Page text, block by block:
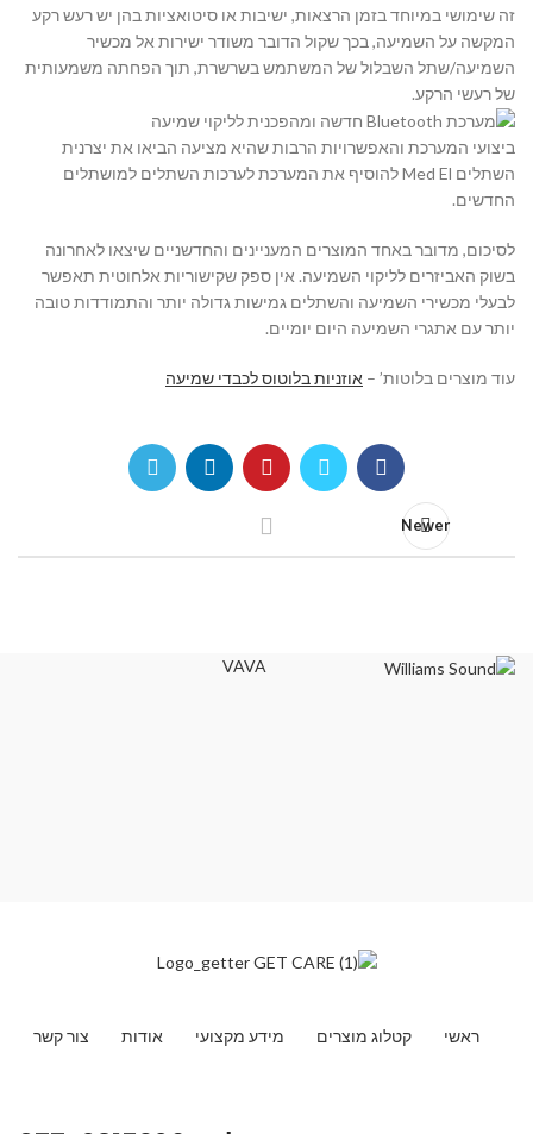
זה שימושי במיוחד בזמן הרצאות, ישיבות או סיטואציות בהן יש רעש רקע
המקשה על השמיעה, בכך שקול הדובר משודר ישירות אל מכשיר
השמיעה/שתל השבלול של המשתמש בשרשרת, תוך הפחתה משמעותית
של רעשי הרקע.
ביצועי המערכת והאפשרויות הרבות שהיא מציעה הביאו את יצרנית
השתלים Med Elלהוסיף את המערכת לערכות השתלים למושתלים
החדשים.
לסיכום, מדובר באחד המוצרים המעניינים והחדשניים שיצאו לאחרונה
בשוק האביזרים לליקוי השמיעה. אין ספק שקישוריות אלחוטית תאפשר
לבעלי מכשירי השמיעה והשתלים גמישות גדולה יותר והתמודדות טובה
יותר עם אתגרי השמיעה היום יומיים.
עוד מוצרים בלוטות’ – אוזניות בלוטוס לכבדי שמיעה
Newer
VAVA
ראשי קטלוג מוצרים מידע מקצועי אודות צור קשר